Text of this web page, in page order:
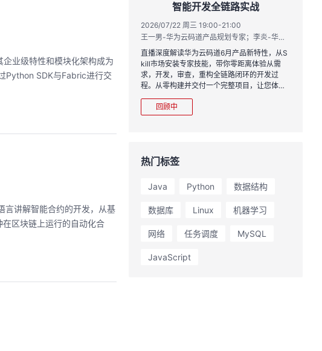
业级特性和模块化架构成为
Python SDK与Fabric进行交
言讲解智能合约的开发，从基
区块链上运行的自动化合
· 零代码、有产出、能带走、可炫
人动手实操
智能开发全链路实战
2026/07/22 周三 19:00-21:00
王一男-华为云码道产品规划专家；李炎-华为云码道产品专家；姜浩-华为云HCDG核心组成员
直播深度解读华为云码道6月产品新特性，从S
kill市场安装专家技能，带你零距离体验从需
求，开发，审查，重构全链路闭环的开发过
程。从零构建并交付一个完整项目，让您体验
从代码提交到服务上线的“极速”之旅。
回顾中
热门标签
Java Python 数据结构
数据库 Linux 机器学习
网络 任务调度 MySQL
JavaScript